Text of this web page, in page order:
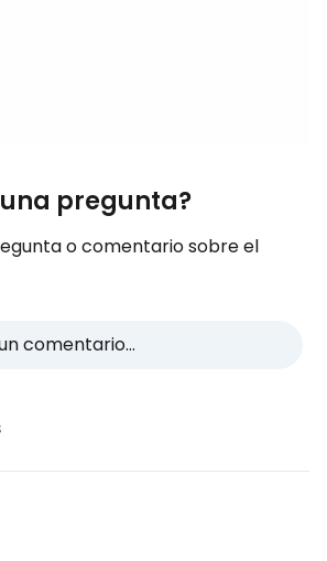
pregunta?
o comentario sobre el
comentario...